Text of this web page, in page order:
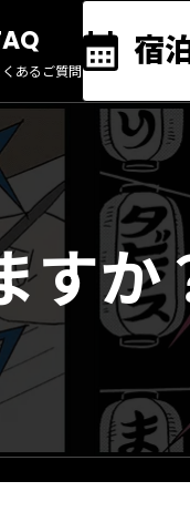
くあるご質問 宿
すか